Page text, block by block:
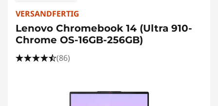
VERSANDFERTIG
Lenovo Chromebook 14 (Ultra 910-
Chrome OS-16GB-256GB)
(86)